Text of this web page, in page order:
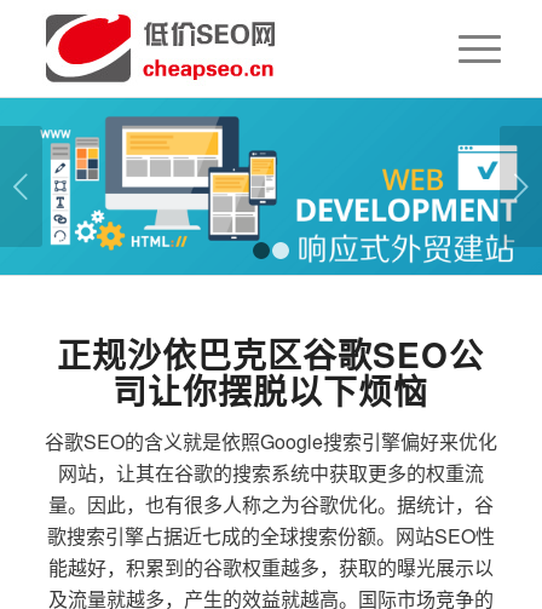
下一页
1 2
正规沙依巴克区谷歌SEO公
司让你摆脱以下烦恼
谷歌SEO的含义就是依照Google搜索引擎偏好来优化
网站，让其在谷歌的搜索系统中获取更多的权重流
量。因此，也有很多人称之为谷歌优化。据统计，谷
歌搜索引擎占据近七成的全球搜索份额。网站SEO性
能越好，积累到的谷歌权重越多，获取的曝光展示以
及流量就越多，产生的效益就越高。国际市场竞争的